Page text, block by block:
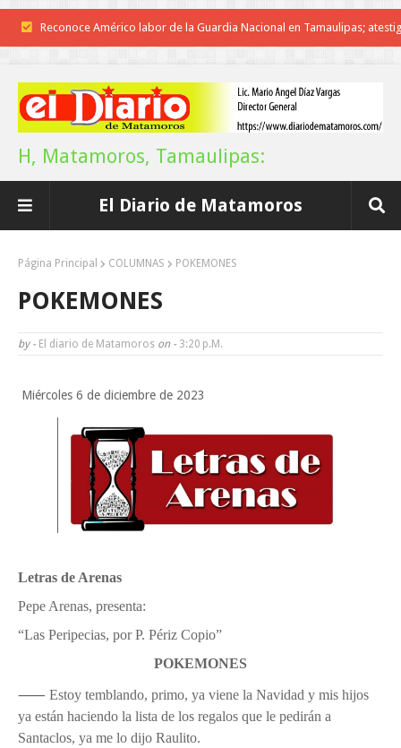
Reconoce Américo labor de la Guardia Nacional en Tamaulipas;
Brindará Familia UAT un moderno espacio con sentido humano en
A Tamaulipas…le llueve sobre mojado
Instala Sector Salud Comité Estatal de Calidad en Salud para
Inicia el ayuntamiento pavimentación de la calle Miguel Alemán en
Martes en Tu Colonia Renovado acerca servicios y atención directa a
familias de Matamoros
La ONU publica Segundo Informe Subnacional de Tamaulipas
la Educación"
H, Matamoros, Tamaulipas:
El Diario de Matamoros
Página Principal COLUMNAS POKEMONES
POKEMONES
by - El diario de Matamoros on - 3:20 P.m.
Miércoles 6 de diciembre de 2023
Letras de Arenas
Pepe Arenas, presenta:
“Las Peripecias, por P. Périz Copio”
POKEMONES
⸺ Estoy temblando, primo, ya viene la Navidad y mis hijos
ya están haciendo la lista de los regalos que le pedirán a
Santaclos, ya me lo dijo Raulito.